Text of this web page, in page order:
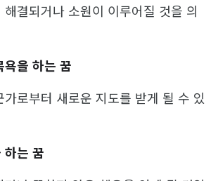
결되거나 소원이 이루어질 것을 의
을 하는 꿈
로부터 새로운 지도를 받게 될 수 있
하는 꿈